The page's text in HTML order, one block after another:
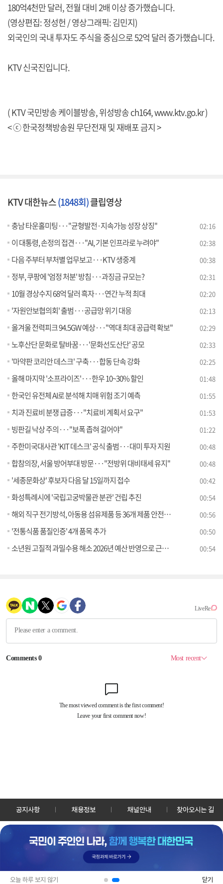
오늘 하루 보지 않기 닫기
180억4천만 달러, 전월 대비 2배 이상 증가했습니다.
(영상편집: 정성헌 / 영상그래픽: 김민지)
외국인의 국내 투자도 주식을 중심으로 52억 달러 증가했습니다.
KTV 신국진입니다.
( KTV 국민방송 케이블방송, 위성방송 ch164,www.ktv.go.kr)
< ⓒ 한국정책방송원 무단전재 및 재배포 금지 >
KTV 대한뉴스(1848회)클립영상
충남 타운홀미팅···"균형발전·지속가능 성장 상징" 02:16
이 대통령, 손정의 접견···"AI, 기본 인프라로 누려야" 02:38
다음 주부터 부처별 업무보고···KTV 생중계 00:38
정부, 쿠팡에 '엄정 처분' 방침···과징금 규모는? 02:31
10월 경상수지 68억 달러 흑자···연간 누적 최대 02:20
'자원안보협의회' 출범···공급망 위기 대응 02:13
올겨울 전력피크 94.5GW 예상···"역대 최대 공급력 확보" 02:29
노후산단 문화로 탈바꿈···'문화선도산단' 공모 02:33
'마약판 코리안 데스크' 구축···합동 단속 강화 02:25
올해 마지막 '소프라이즈'···한우 10~30% 할인 01:48
한국인 유전체 AI로 분석해 치매 위험 조기 예측 01:55
치과 진료비 분쟁 급증···"치료비 계획서 요구" 01:53
빙판길 낙상 주의···"보폭 좁혀 걸어야" 01:22
주한미국대사관 'KIT 데스크' 공식 출범···대미 투자 지원 00:48
합참의장, 서울 방어부대 방문···"전방위 대비태세 유지" 00:48
'세종문화상' 후보자 다음 달 15일까지 접수 00:42
화성특례시에 '국립고궁박물관 분관' 건립 추진 00:54
해외 직구 전기방석, 아동용 섬유제품 등 36개 제품 안전기준 부적합 00:56
'전통식품 품질인증' 4개 품목 추가 00:50
소년원 고질적 과밀수용 해소 2026년 예산 반영으로 근본적 해결책 마련 00:54
공지사항 채용정보 채널안내 찾아오시는 길
30128 세종특별자치시 정부2청사로 13 한국정책방송원 KTV
TEL: 044-204-8000
Copyrightⓒ KTV 국민방송 All Rights Reserved.